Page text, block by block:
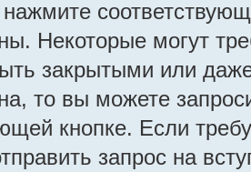
Некоторые могут
закрытыми или
то вы можете
кнопке. Если
запрос на